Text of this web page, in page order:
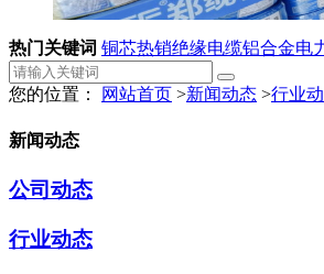
热门关键词 铜芯热销绝缘电缆铝合金电
您的位置： 网站首页 >新闻动态 >行业
新闻动态
公司动态
行业动态